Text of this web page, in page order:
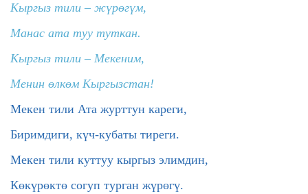
Кыргыз тили – жүрөгүм,
Манас ата туу туткан.
Кыргыз тили – Мекеним,
Менин өлкөм Кыргызстан!
Мекен тили Ата журттун кареги,
Биримдиги, күч-кубаты тиреги.
Мекен тили куттуу кыргыз элимдин,
Көкүрөктө согуп турган жүрөгү.